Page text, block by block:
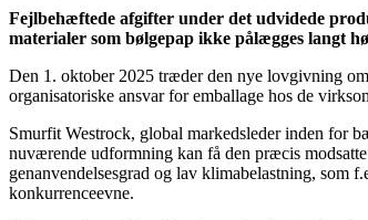
Fejlbehæftede afgifter under det udvidede
materialer som bølgepap ikke pålægges langt
Den 1. oktober 2025 træder den nye lovgivning
organisatoriske ansvar for emballage hos de
Smurfit Westrock, global markedsleder inden for
nuværende udformning kan få den præcis
genanvendelsesgrad og lav klimabelastning,
konkurrenceevne.